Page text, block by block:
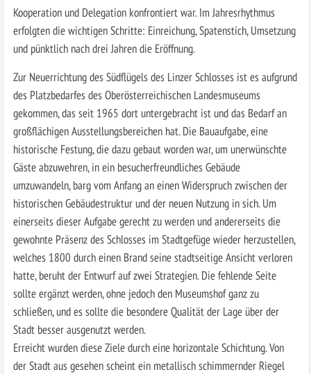
Kooperation und Delegation konfrontiert war. Im Jahresrhythmus
erfolgten die wichtigen Schritte: Einreichung, Spatenstich, Umsetzung
und pünktlich nach drei Jahren die Eröffnung.
Zur Neuerrichtung des Südflügels des Linzer Schlosses ist es aufgrund
des Platzbedarfes des Oberösterreichischen Landesmuseums
gekommen, das seit 1965 dort untergebracht ist und das Bedarf an
großflächigen Ausstellungsbereichen hat. Die Bauaufgabe, eine
historische Festung, die dazu gebaut worden war, um unerwünschte
Gäste abzuwehren, in ein besucherfreundliches Gebäude
umzuwandeln, barg vom Anfang an einen Widerspruch zwischen der
historischen Gebäudestruktur und der neuen Nutzung in sich. Um
einerseits dieser Aufgabe gerecht zu werden und andererseits die
gewohnte Präsenz des Schlosses im Stadtgefüge wieder herzustellen,
welches 1800 durch einen Brand seine stadtseitige Ansicht verloren
hatte, beruht der Entwurf auf zwei Strategien. Die fehlende Seite
sollte ergänzt werden, ohne jedoch den Museumshof ganz zu
schließen, und es sollte die besondere Qualität der Lage über der
Stadt besser ausgenutzt werden.
Erreicht wurden diese Ziele durch eine horizontale Schichtung. Von
der Stadt aus gesehen scheint ein metallisch schimmernder Riegel